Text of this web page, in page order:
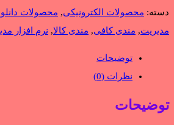
دسته: محصولات الکترونیکی, محصولات
مدیریت, مندی کافی, مندی کالا, نرم افزار
توضیحات
نظرات (0)
توضیحات